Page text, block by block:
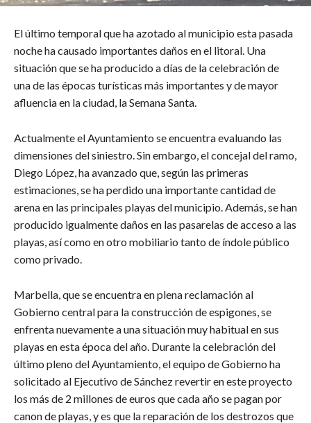
El último temporal que ha azotado al municipio esta pasada
noche ha causado importantes daños en el litoral. Una
situación que se ha producido a días de la celebración de
una de las épocas turísticas más importantes y de mayor
afluencia en la ciudad, la Semana Santa.
Actualmente el Ayuntamiento se encuentra evaluando las
dimensiones del siniestro. Sin embargo, el concejal del ramo,
Diego López, ha avanzado que, según las primeras
estimaciones, se ha perdido una importante cantidad de
arena en las principales playas del municipio. Además, se han
producido igualmente daños en las pasarelas de acceso a las
playas, así como en otro mobiliario tanto de índole público
como privado.
Marbella, que se encuentra en plena reclamación al
Gobierno central para la construcción de espigones, se
enfrenta nuevamente a una situación muy habitual en sus
playas en esta época del año. Durante la celebración del
último pleno del Ayuntamiento, el equipo de Gobierno ha
solicitado al Ejecutivo de Sánchez revertir en este proyecto
los más de 2 millones de euros que cada año se pagan por
canon de playas, y es que la reparación de los destrozos que